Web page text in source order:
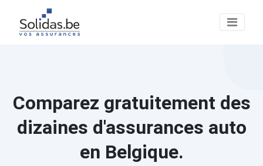
Comparez gratuitement des
dizaines d'assurances auto
en Belgique.